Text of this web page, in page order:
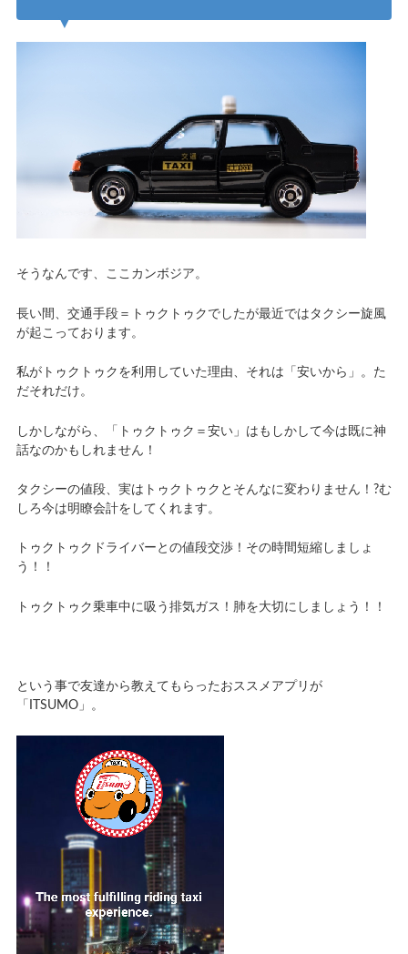
そうなんです、ここカンボジア。
長い間、交通手段＝トゥクトゥクでしたが最近ではタクシー旋風
が起こっております。
私がトゥクトゥクを利用していた理由、それは「安いから」。た
だそれだけ。
しかしながら、「トゥクトゥク＝安い」はもしかして今は既に神
話なのかもしれません！
タクシーの値段、実はトゥクトゥクとそんなに変わりません！?む
しろ今は明瞭会計をしてくれます。
トゥクトゥクドライバーとの値段交渉！その時間短縮しましょ
う！！
トゥクトゥク乗車中に吸う排気ガス！肺を大切にしましょう！！
という事で友達から教えてもらったおススメアプリが
「ITSUMO」。